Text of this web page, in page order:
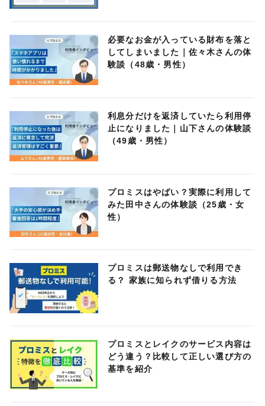
必要なお金が入っている財布を落と
してしまいました｜佐々木さんの体
験談（48歳・男性）
利息分だけを返済していたら利用停
止になりました｜山下さんの体験談
（49歳・男性）
プロミスはやばい？実際に利用して
みた田中さんの体験談（25歳・女
性）
プロミスは郵送物なしで利用でき
る？ 家族に知られず借りる方法
プロミスとレイクのサービス内容は
どう違う？比較して正しい選び方の
基準を紹介